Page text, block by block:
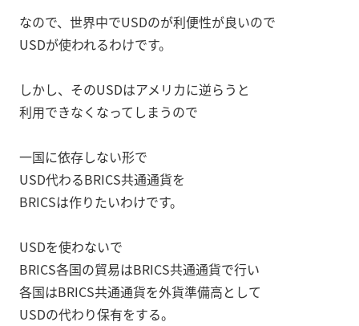
なので、世界中でUSDのが利便性が良いので
USDが使われるわけです。
しかし、そのUSDはアメリカに逆らうと
利用できなくなってしまうので
一国に依存しない形で
USD代わるBRICS共通通貨を
BRICSは作りたいわけです。
USDを使わないで
BRICS各国の貿易はBRICS共通通貨で行い
各国はBRICS共通通貨を外貨準備高として
USDの代わり保有をする。